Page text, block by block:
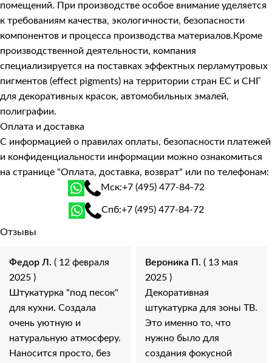
помещений. При производстве особое внимание уделяется
к требованиям качества, экологичности, безопасности
компонентов и процесса производства материалов.Кроме
производственной деятельности, компания
специализируется на поставках эффектных перламутровых
пигментов (effect pigments) на территории стран ЕС и СНГ
для декоративных красок, автомобильных эмалей,
полиграфии.
Оплата и доставка
С информацией о правилах оплаты, безопасности платежей
и конфиденциальности информации можно ознакомиться
на странице "Оплата, доставка, возврат" или по телефонам:
Мск:+7 (495) 477-84-72
Спб:+7 (495) 477-84-72
Отзывы
Федор Л. ( 12 февраля
2025 )
Штукатурка "под песок"
для кухни. Создала
очень уютную и
натуральную атмосферу.
Наносится просто, без
Вероника П. ( 13 мая
2025 )
Декоративная
штукатурка для зоны ТВ.
Это именно то, что
нужно было для
создания фокусной